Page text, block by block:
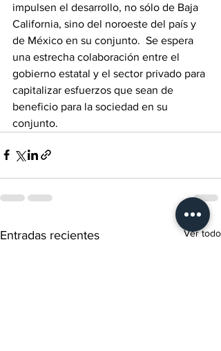
impulsen el desarrollo, no sólo de Baja
California, sino del noroeste del país y
de México en su conjunto.  Se espera
una estrecha colaboración entre el
gobierno estatal y el sector privado para
capitalizar esfuerzos que sean de
beneficio para la sociedad en su
conjunto.
Entradas recientes Ver todo